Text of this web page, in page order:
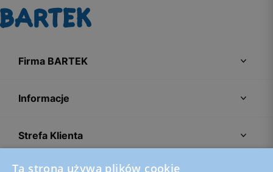
Firma BARTEK
Informacje
Strefa Klienta
Ta strona używa plików cookie